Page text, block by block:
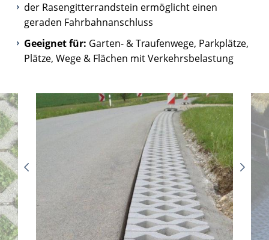
der Rasengitterrandstein ermöglicht einen
geraden Fahrbahnanschluss
Geeignet für: Garten- & Traufenwege, Parkplätze,
Plätze, Wege & Flächen mit Verkehrsbelastung